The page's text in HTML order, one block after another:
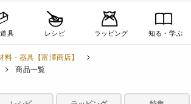
具 レシピ ラッピング 知る・学ぶ
・器具【富澤商店】
商品一覧